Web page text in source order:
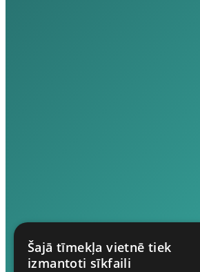
Šajā tīmekļa vietnē tiek
izmantoti sīkfaili